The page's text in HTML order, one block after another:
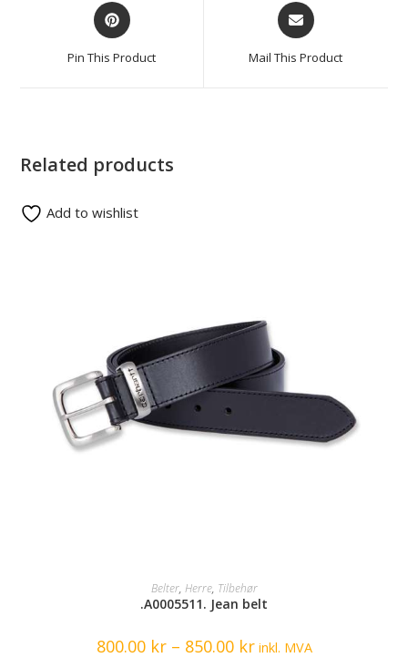
Pin This Product Mail This Product
Related products
SELECT OPTIONS
Belter, Herre, Tilbehør
.A0005511. Jean belt
800.00 kr – 850.00 krinkl. MVA
Add to wishlist